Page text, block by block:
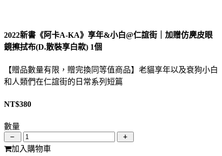
2022新書《阿卡A-KA》享年&小白@仁誼街｜加贈仿麂皮眼
鏡擦拭布(D.散裝享白款) 1個
【贈品數量有限，贈完換同等值商品】老貓享年以及衰狗小白
和人類們在仁誼街的日常系列短篇
NT$380
數量
加入購物車